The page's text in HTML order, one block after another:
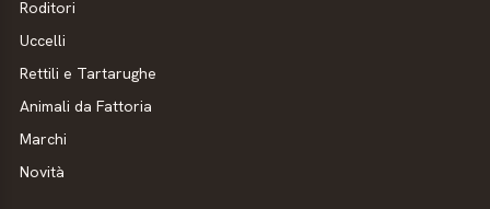
Roditori
Uccelli
Rettili e Tartarughe
Animali da Fattoria
Marchi
Novità